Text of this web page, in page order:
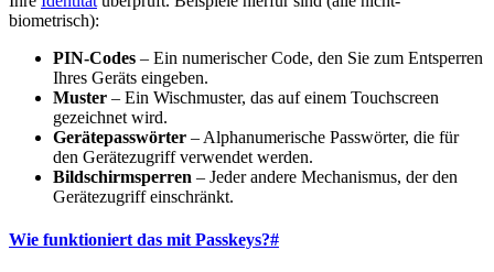
biometrisch):
PIN-Codes – Ein numerischer Code, den Sie zum Entsperren
Ihres Geräts eingeben.
Muster – Ein Wischmuster, das auf einem Touchscreen
gezeichnet wird.
Gerätepasswörter – Alphanumerische Passwörter, die für
den Gerätezugriff verwendet werden.
Bildschirmsperren – Jeder andere Mechanismus, der den
Gerätezugriff einschränkt.
Wie funktioniert das mit Passkeys?#